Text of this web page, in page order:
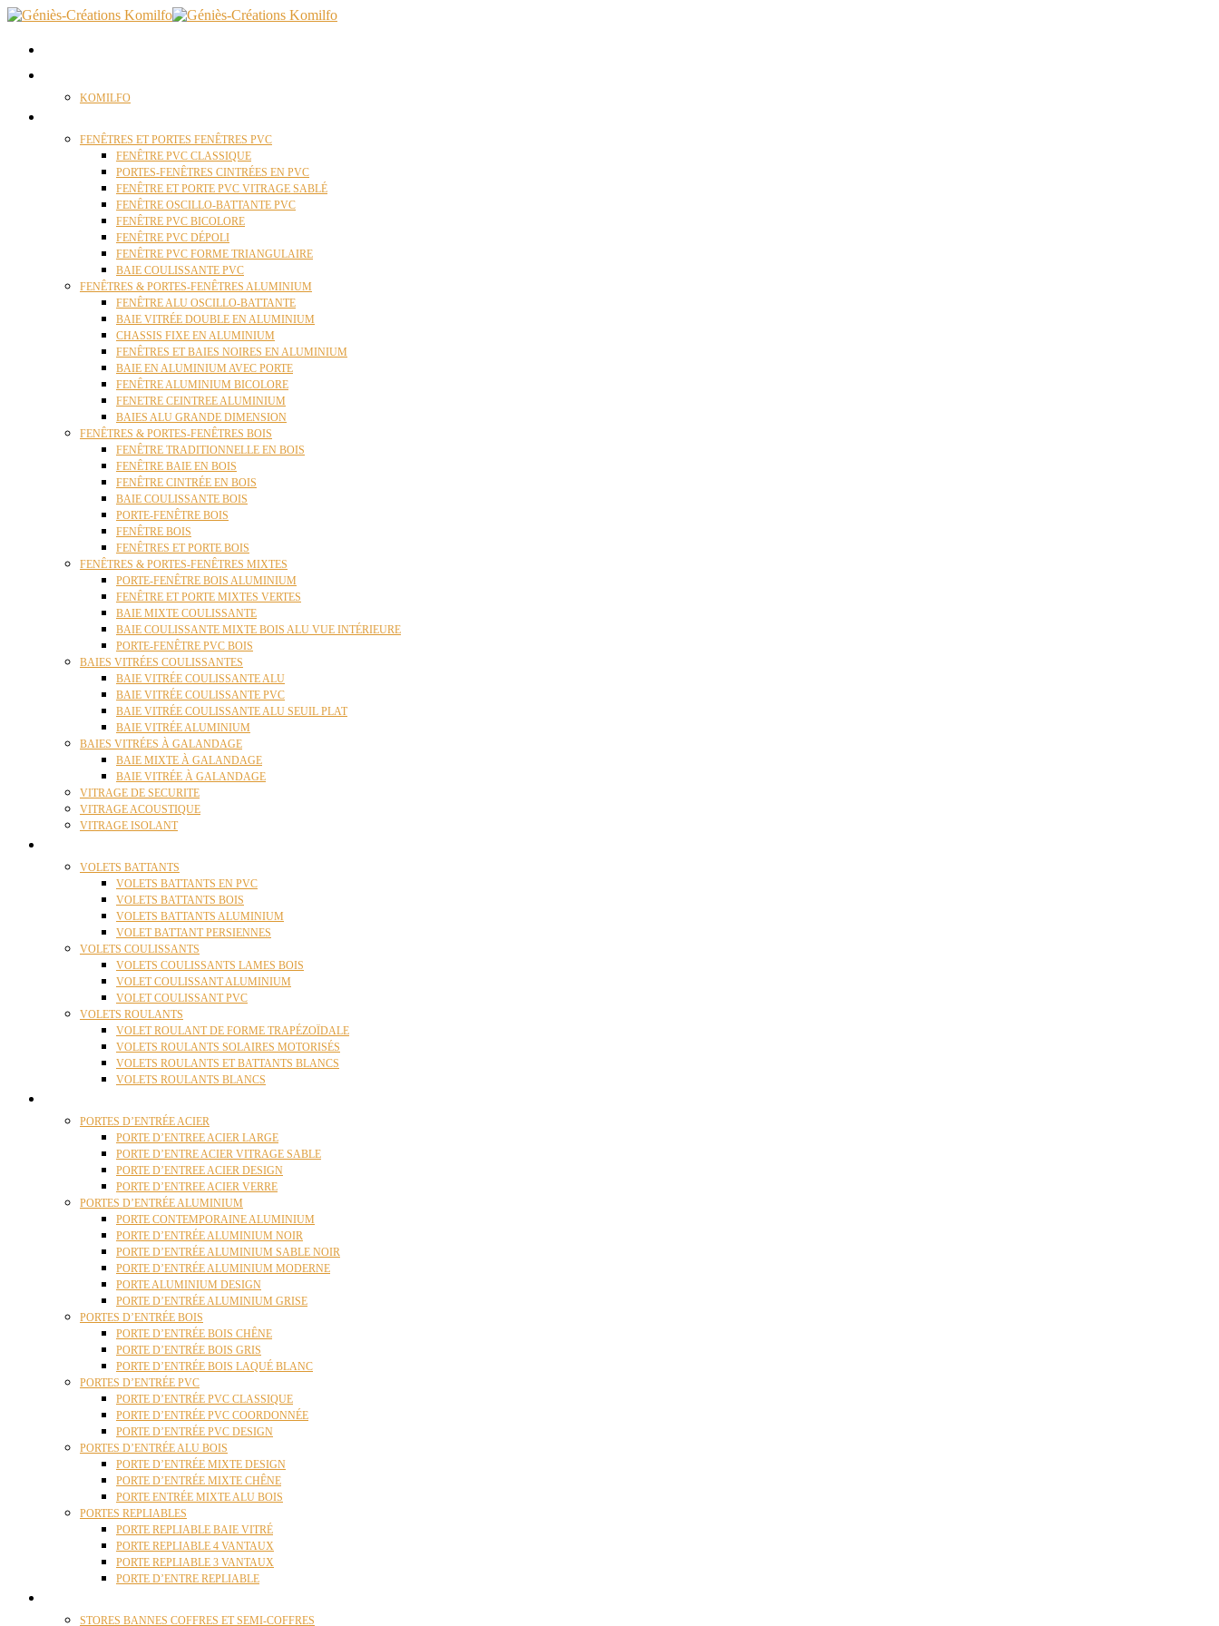
KOMILFO
FENÊTRES ET PORTES FENÊTRES PVC
FENÊTRE PVC CLASSIQUE
PORTES-FENÊTRES CINTRÉES EN PVC
FENÊTRE ET PORTE PVC VITRAGE SABLÉ
FENÊTRE OSCILLO-BATTANTE PVC
FENÊTRE PVC BICOLORE
FENÊTRE PVC DÉPOLI
FENÊTRE PVC FORME TRIANGULAIRE
BAIE COULISSANTE PVC
FENÊTRES & PORTES-FENÊTRES ALUMINIUM
FENÊTRE ALU OSCILLO-BATTANTE
BAIE VITRÉE DOUBLE EN ALUMINIUM
CHASSIS FIXE EN ALUMINIUM
FENÊTRES ET BAIES NOIRES EN ALUMINIUM
BAIE EN ALUMINIUM AVEC PORTE
FENÊTRE ALUMINIUM BICOLORE
FENETRE CEINTREE ALUMINIUM
BAIES ALU GRANDE DIMENSION
FENÊTRES & PORTES-FENÊTRES BOIS
FENÊTRE TRADITIONNELLE EN BOIS
FENÊTRE BAIE EN BOIS
FENÊTRE CINTRÉE EN BOIS
BAIE COULISSANTE BOIS
PORTE-FENÊTRE BOIS
FENÊTRE BOIS
FENÊTRES ET PORTE BOIS
FENÊTRES & PORTES-FENÊTRES MIXTES
PORTE-FENÊTRE BOIS ALUMINIUM
FENÊTRE ET PORTE MIXTES VERTES
BAIE MIXTE COULISSANTE
BAIE COULISSANTE MIXTE BOIS ALU VUE INTÉRIEURE
PORTE-FENÊTRE PVC BOIS
BAIES VITRÉES COULISSANTES
BAIE VITRÉE COULISSANTE ALU
BAIE VITRÉE COULISSANTE PVC
BAIE VITRÉE COULISSANTE ALU SEUIL PLAT
BAIE VITRÉE ALUMINIUM
BAIES VITRÉES À GALANDAGE
BAIE MIXTE À GALANDAGE
BAIE VITRÉE À GALANDAGE
VITRAGE DE SECURITE
VITRAGE ACOUSTIQUE
VITRAGE ISOLANT
VOLETS BATTANTS
VOLETS BATTANTS EN PVC
VOLETS BATTANTS BOIS
VOLETS BATTANTS ALUMINIUM
VOLET BATTANT PERSIENNES
VOLETS COULISSANTS
VOLETS COULISSANTS LAMES BOIS
VOLET COULISSANT ALUMINIUM
VOLET COULISSANT PVC
VOLETS ROULANTS
VOLET ROULANT DE FORME TRAPÉZOÏDALE
VOLETS ROULANTS SOLAIRES MOTORISÉS
VOLETS ROULANTS ET BATTANTS BLANCS
VOLETS ROULANTS BLANCS
PORTES D’ENTRÉE ACIER
PORTE D’ENTREE ACIER LARGE
PORTE D’ENTRE ACIER VITRAGE SABLE
PORTE D’ENTREE ACIER DESIGN
PORTE D’ENTREE ACIER VERRE
PORTES D’ENTRÉE ALUMINIUM
PORTE CONTEMPORAINE ALUMINIUM
PORTE D’ENTRÉE ALUMINIUM NOIR
PORTE D’ENTRÉE ALUMINIUM SABLE NOIR
PORTE D’ENTRÉE ALUMINIUM MODERNE
PORTE ALUMINIUM DESIGN
PORTE D’ENTRÉE ALUMINIUM GRISE
PORTES D’ENTRÉE BOIS
PORTE D’ENTRÉE BOIS CHÊNE
PORTE D’ENTRÉE BOIS GRIS
PORTE D’ENTRÉE BOIS LAQUÉ BLANC
PORTES D’ENTRÉE PVC
PORTE D’ENTRÉE PVC CLASSIQUE
PORTE D’ENTRÉE PVC COORDONNÉE
PORTE D’ENTRÉE PVC DESIGN
PORTES D’ENTRÉE ALU BOIS
PORTE D’ENTRÉE MIXTE DESIGN
PORTE D’ENTRÉE MIXTE CHÊNE
PORTE ENTRÉE MIXTE ALU BOIS
PORTES REPLIABLES
PORTE REPLIABLE BAIE VITRÉ
PORTE REPLIABLE 4 VANTAUX
PORTE REPLIABLE 3 VANTAUX
PORTE D’ENTRE REPLIABLE
STORES BANNES COFFRES ET SEMI-COFFRES